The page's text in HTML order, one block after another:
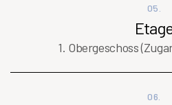
05.
1. Obergeschoss
06.